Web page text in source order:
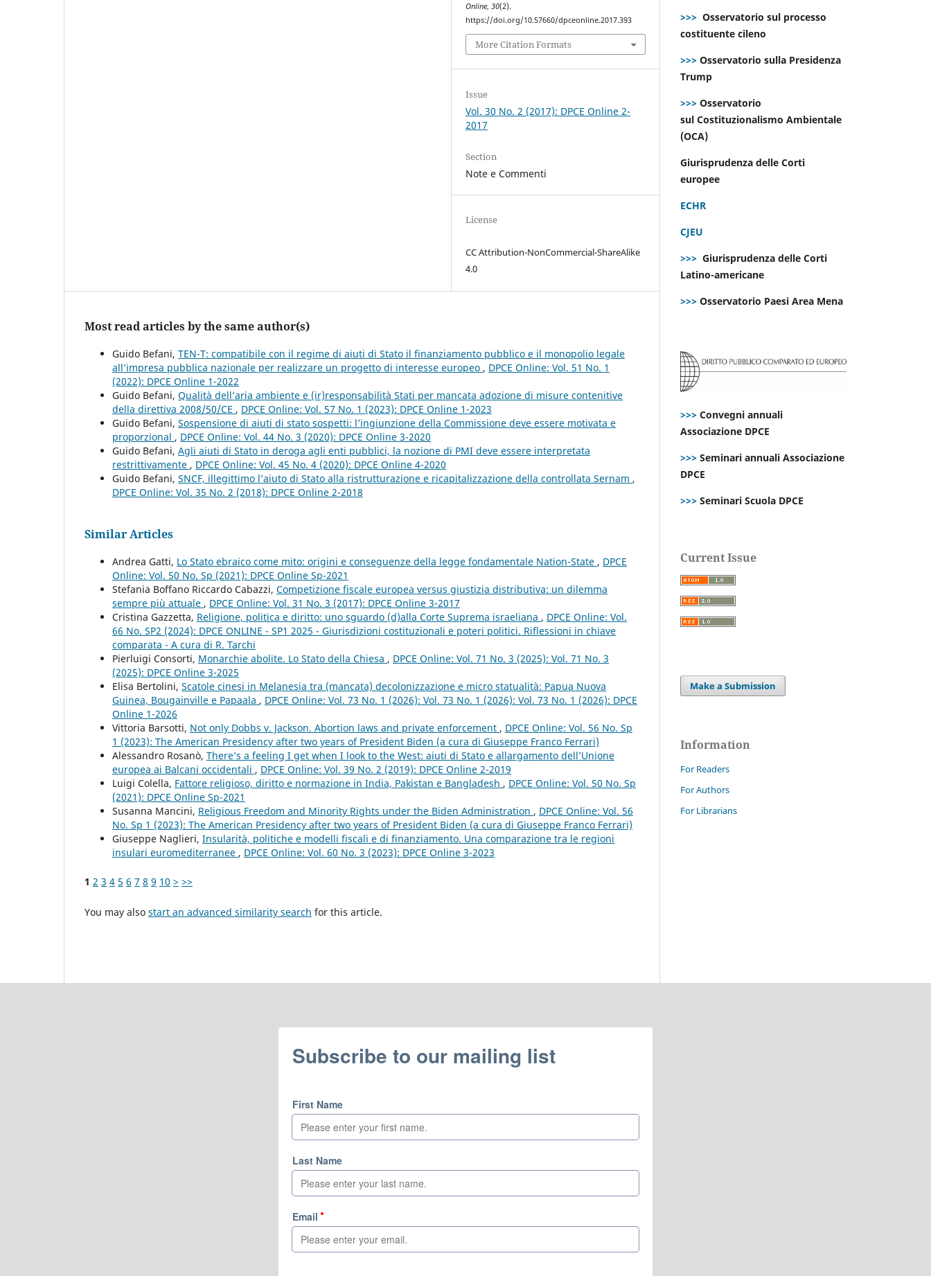
Online,30(2).
https://doi.org/10.57660/dpceonline.2017.393
More Citation Formats
Issue
Vol. 30 No. 2 (2017): DPCE Online 2-
2017
Section
Note e Commenti
License
CC Attribution-NonCommercial-ShareAlike
4.0
Most read articles by the same author(s)
Guido Befani, TEN-T: compatibile con il regime di aiuti di Stato il finanziamento pubblico e il monopolio legale
all’impresa pubblica nazionale per realizzare un progetto di interesse europeo , DPCE Online: Vol. 51 No. 1
(2022): DPCE Online 1-2022
Guido Befani, Qualità dell’aria ambiente e (ir)responsabilità Stati per mancata adozione di misure contenitive
della direttiva 2008/50/CE , DPCE Online: Vol. 57 No. 1 (2023): DPCE Online 1-2023
Guido Befani, Sospensione di aiuti di stato sospetti: l’ingiunzione della Commissione deve essere motivata e
proporzional , DPCE Online: Vol. 44 No. 3 (2020): DPCE Online 3-2020
Guido Befani, Agli aiuti di Stato in deroga agli enti pubblici, la nozione di PMI deve essere interpretata
restrittivamente , DPCE Online: Vol. 45 No. 4 (2020): DPCE Online 4-2020
Guido Befani, SNCF, illegittimo l’aiuto di Stato alla ristrutturazione e ricapitalizzazione della controllata Sernam ,
DPCE Online: Vol. 35 No. 2 (2018): DPCE Online 2-2018
Similar Articles
Andrea Gatti, Lo Stato ebraico come mito: origini e conseguenze della legge fondamentale Nation-State , DPCE
Online: Vol. 50 No. Sp (2021): DPCE Online Sp-2021
Stefania Boffano Riccardo Cabazzi, Competizione fiscale europea versus giustizia distributiva: un dilemma
sempre più attuale , DPCE Online: Vol. 31 No. 3 (2017): DPCE Online 3-2017
Cristina Gazzetta, Religione, politica e diritto: uno sguardo (d)alla Corte Suprema israeliana , DPCE Online: Vol.
66 No. SP2 (2024): DPCE ONLINE - SP1 2025 - Giurisdizioni costituzionali e poteri politici. Riflessioni in chiave
comparata - A cura di R. Tarchi
Pierluigi Consorti, Monarchie abolite. Lo Stato della Chiesa , DPCE Online: Vol. 71 No. 3 (2025): Vol. 71 No. 3
(2025): DPCE Online 3-2025
Elisa Bertolini, Scatole cinesi in Melanesia tra (mancata) decolonizzazione e micro statualità: Papua Nuova
Guinea, Bougainville e Papaala , DPCE Online: Vol. 73 No. 1 (2026): Vol. 73 No. 1 (2026): Vol. 73 No. 1 (2026): DPCE
Online 1-2026
Vittoria Barsotti, Not only Dobbs v. Jackson. Abortion laws and private enforcement , DPCE Online: Vol. 56 No. Sp
1 (2023): The American Presidency after two years of President Biden (a cura di Giuseppe Franco Ferrari)
Alessandro Rosanò, There’s a feeling I get when I look to the West: aiuti di Stato e allargamento dell’Unione
europea ai Balcani occidentali , DPCE Online: Vol. 39 No. 2 (2019): DPCE Online 2-2019
Luigi Colella, Fattore religioso, diritto e normazione in India, Pakistan e Bangladesh , DPCE Online: Vol. 50 No. Sp
(2021): DPCE Online Sp-2021
Susanna Mancini, Religious Freedom and Minority Rights under the Biden Administration , DPCE Online: Vol. 56
No. Sp 1 (2023): The American Presidency after two years of President Biden (a cura di Giuseppe Franco Ferrari)
Giuseppe Naglieri, Insularità, politiche e modelli fiscali e di finanziamento. Una comparazione tra le regioni
insulari euromediterranee , DPCE Online: Vol. 60 No. 3 (2023): DPCE Online 3-2023
1 2 3 4 5 6 7 8 9 10 > >>
You may also start an advanced similarity search for this article.
>>> Osservatorio sul processo
costituente cileno
>>> Osservatorio sulla Presidenza
Trump
>>> Osservatorio
sul Costituzionalismo Ambientale
(OCA)
Giurisprudenza delle Corti
europee
ECHR
CJEU
>>> Giurisprudenza delle Corti
Latino-americane
>>> Osservatorio Paesi Area Mena
>>> Convegni annuali
Associazione DPCE
>>> Seminari annuali Associazione
DPCE
>>> Seminari Scuola DPCE
Current Issue
Make a Submission
Information
For Readers
For Authors
For Librarians